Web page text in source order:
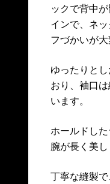
ックで背中
インで、ネ
フづかいが大
ゆったりと
おり、袖口
います。
ホールドし
腕が長く美し
丁寧な縫製